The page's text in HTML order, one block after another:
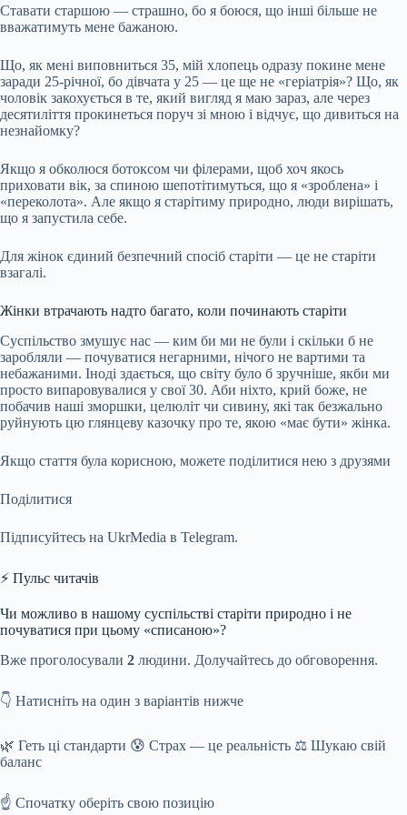
Ставати старшою — страшно, бо я боюся, що інші більше не
вважатимуть мене бажаною.
Що, як мені виповниться 35, мій хлопець одразу покине мене
заради 25-річної, бо дівчата у 25 — це ще не «геріатрія»? Що, як
чоловік закохується в те, який вигляд я маю зараз, але через
десятиліття прокинеться поруч зі мною і відчує, що дивиться на
незнайомку?
Якщо я обколюся ботоксом чи філерами, щоб хоч якось
приховати вік, за спиною шепотітимуться, що я «зроблена» і
«переколота». Але якщо я старітиму природно, люди вирішать,
що я запустила себе.
Для жінок єдиний безпечний спосіб старіти — це не старіти
взагалі.
Жінки втрачають надто багато, коли починають старіти
Суспільство змушує нас — ким би ми не були і скільки б не
заробляли — почуватися негарними, нічого не вартими та
небажаними. Іноді здається, що світу було б зручніше, якби ми
просто випаровувалися у свої 30. Аби ніхто, крий боже, не
побачив наші зморшки, целюліт чи сивину, які так безжально
руйнують цю глянцеву казочку про те, якою «має бути» жінка.
Якщо стаття була корисною, можете поділитися нею з друзями
Поділитися
Підписуйтесь на UkrMedia в Telegram.
⚡ Пульс читачів
Чи можливо в нашому суспільстві старіти природно і не
почуватися при цьому «списаною»?
Вже проголосували 2 людини. Долучайтесь до обговорення.
👇 Натисніть на один з варіантів нижче
🌿 Геть ці стандарти 😰 Страх — це реальність ⚖️ Шукаю свій
баланс
☝️ Спочатку оберіть свою позицію